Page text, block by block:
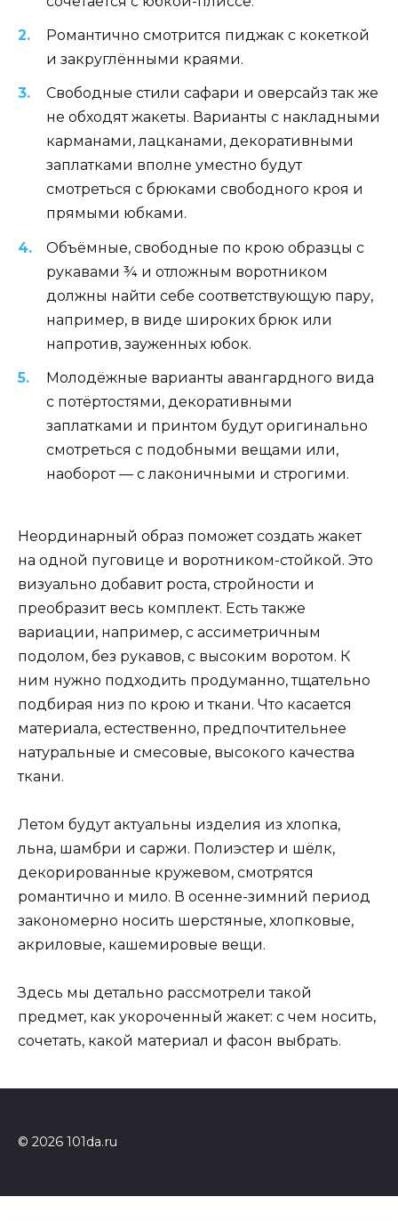
Романтично смотрится пиджак с кокеткой
и закруглёнными краями.
Свободные стили сафари и оверсайз так же
не обходят жакеты. Варианты с накладными
карманами, лацканами, декоративными
заплатками вполне уместно будут
смотреться с брюками свободного кроя и
прямыми юбками.
Объёмные, свободные по крою образцы с
рукавами ¾ и отложным воротником
должны найти себе соответствующую пару,
например, в виде широких брюк или
напротив, зауженных юбок.
Молодёжные варианты авангардного вида
с потёртостями, декоративными
заплатками и принтом будут оригинально
смотреться с подобными вещами или,
наоборот — с лаконичными и строгими.
Неординарный образ поможет создать жакет
на одной пуговице и воротником-стойкой. Это
визуально добавит роста, стройности и
преобразит весь комплект. Есть также
вариации, например, с ассиметричным
подолом, без рукавов, с высоким воротом. К
ним нужно подходить продуманно, тщательно
подбирая низ по крою и ткани. Что касается
материала, естественно, предпочтительнее
натуральные и смесовые, высокого качества
ткани.
Летом будут актуальны изделия из хлопка,
льна, шамбри и саржи. Полиэстер и шёлк,
декорированные кружевом, смотрятся
романтично и мило. В осенне-зимний период
закономерно носить шерстяные, хлопковые,
акриловые, кашемировые вещи.
Здесь мы детально рассмотрели такой
предмет, как укороченный жакет: с чем носить,
сочетать, какой материал и фасон выбрать.
© 2026 101da.ru